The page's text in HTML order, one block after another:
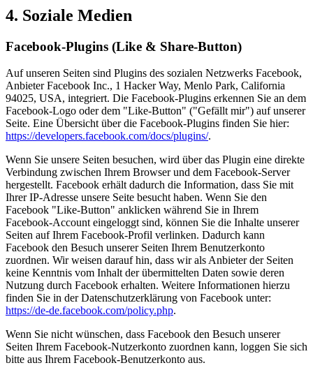
4. Soziale Medien
Facebook-Plugins (Like & Share-Button)
Auf unseren Seiten sind Plugins des sozialen Netzwerks Facebook,
Anbieter Facebook Inc., 1 Hacker Way, Menlo Park, California
94025, USA, integriert. Die Facebook-Plugins erkennen Sie an dem
Facebook-Logo oder dem "Like-Button" ("Gefällt mir") auf unserer
Seite. Eine Übersicht über die Facebook-Plugins finden Sie hier:
https://developers.facebook.com/docs/plugins/.
Wenn Sie unsere Seiten besuchen, wird über das Plugin eine direkte
Verbindung zwischen Ihrem Browser und dem Facebook-Server
hergestellt. Facebook erhält dadurch die Information, dass Sie mit
Ihrer IP-Adresse unsere Seite besucht haben. Wenn Sie den
Facebook "Like-Button" anklicken während Sie in Ihrem
Facebook-Account eingeloggt sind, können Sie die Inhalte unserer
Seiten auf Ihrem Facebook-Profil verlinken. Dadurch kann
Facebook den Besuch unserer Seiten Ihrem Benutzerkonto
zuordnen. Wir weisen darauf hin, dass wir als Anbieter der Seiten
keine Kenntnis vom Inhalt der übermittelten Daten sowie deren
Nutzung durch Facebook erhalten. Weitere Informationen hierzu
finden Sie in der Datenschutzerklärung von Facebook unter:
https://de-de.facebook.com/policy.php.
Wenn Sie nicht wünschen, dass Facebook den Besuch unserer
Seiten Ihrem Facebook-Nutzerkonto zuordnen kann, loggen Sie sich
bitte aus Ihrem Facebook-Benutzerkonto aus.